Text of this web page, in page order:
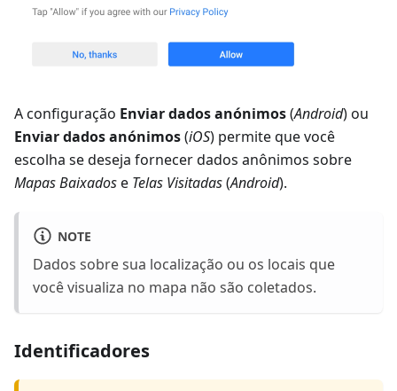
A configuração Enviar dados anónimos(Android) ou
Enviar dados anónimos(iOS) permite que você
escolha se deseja fornecer dados anônimos sobre
Mapas Baixadose Telas Visitadas(Android).
NOTE
Dados sobre sua localização ou os locais que
você visualiza no mapa não são coletados.
Identificadores